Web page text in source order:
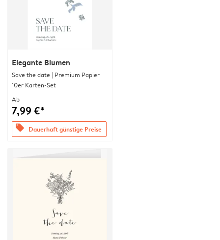
Elegante Blumen
Save the date | Premium Papier
10er Karten-Set
Ab
7,99 €*
offers Dauerhaft günstige Preise